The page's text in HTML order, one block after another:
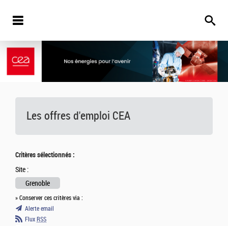
Les offres d'emploi CEA
Critères sélectionnés :
Site :
Grenoble
» Conserver ces critères via :
Alerte email
Flux RSS